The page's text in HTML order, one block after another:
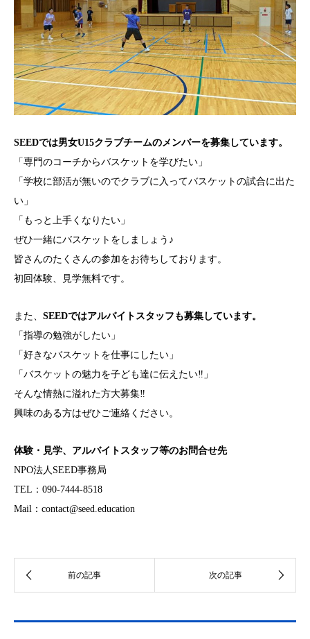
SEEDでは男女U15クラブチームのメンバーを募集しています。
「専門のコーチからバスケットを学びたい」
「学校に部活が無いのでクラブに入ってバスケットの試合に出た
い」
「もっと上手くなりたい」
ぜひ一緒にバスケットをしましょう♪
皆さんのたくさんの参加をお待ちしております。
初回体験、見学無料です。
また、 SEEDではアルバイトスタッフも募集しています。
「指導の勉強がしたい」
「好きなバスケットを仕事にしたい」
「バスケットの魅力を子ども達に伝えたい‼」
そんな情熱に溢れた方大募集‼
興味のある方はぜひご連絡ください。
体験・見学、アルバイトスタッフ等のお問合せ先
NPO法人SEED事務局
TEL：090‐7444‐8518
Mail：contact@seed.education